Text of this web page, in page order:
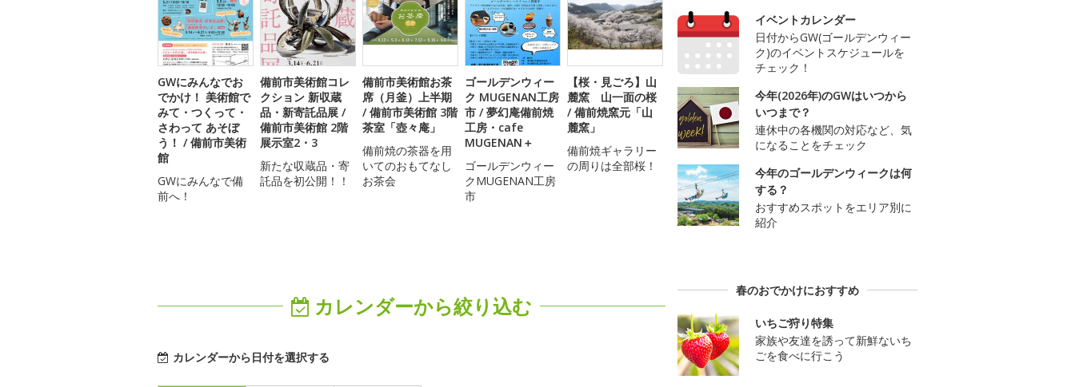
GWにみんなでお
でかけ！ 美術館で
みて・つくって・
さわって あそぼ
う！ / 備前市美術
館
GWにみんなで備
前へ！
備前市美術館コレ
クション 新収蔵
品・新寄託品展 /
備前市美術館 2階
展示室2・3
新たな収蔵品・寄
託品を初公開！！
備前市美術館お茶
席（月釜）上半期
/ 備前市美術館 3階
茶室「壺々庵」
備前焼の茶器を用
いてのおもてなし
お茶会
ゴールデンウィー
ク MUGENAN工房
市 / 夢幻庵備前焼
工房・cafe
MUGENAN＋
ゴールデンウィー
クMUGENAN工房
市
【桜・見ごろ】山
麓窯 山一面の桜
/ 備前焼窯元「山
麓窯」
備前焼ギャラリー
の周りは全部桜！
カレンダーから絞り込む
カレンダーから日付を選択する
イベントカレンダー
日付からGW(ゴールデンウィー
ク)のイベントスケジュールを
チェック！
今年(2026年)のGWはいつから
いつまで？
連休中の各機関の対応など、気
になることをチェック
今年のゴールデンウィークは何
する？
おすすめスポットをエリア別に
紹介
春のおでかけにおすすめ
いちご狩り特集
家族や友達を誘って新鮮ないち
ごを食べに行こう